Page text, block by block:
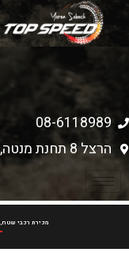
08-6118989
הרצל 8 תחנת מנטה, גדרה
מכירת רכבי